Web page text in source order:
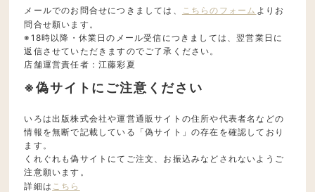
メールでのお問合せにつきましては、 こちらのフォーム よりお
問合せ願います。
※18時以降・休業日のメール受信につきましては、翌営業日に
返信させていただきますのでご了承ください。
店舗運営責任者：江藤彩夏
※偽サイトにご注意ください
いろは出版株式会社や運営通販サイトの住所や代表者名などの
情報を無断で記載している「偽サイト」の存在を確認しており
ます。
くれぐれも偽サイトにてご注文、お振込みなどされないようご
注意願います。
詳細は こちら